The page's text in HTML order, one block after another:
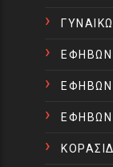
ΕΦΗΒΩΝ
ΕΦΗΒΩΝ